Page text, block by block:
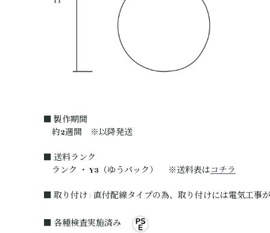
■ 製作期間
約2週間 ※以降発送
■ 送料ランク
ランク ・ Y3（ゆうパック） ※送料表はコチラ
■ 取り付け / 直付配線タイプの為、取り付けには電気工事が
■ 各種検査実施済み